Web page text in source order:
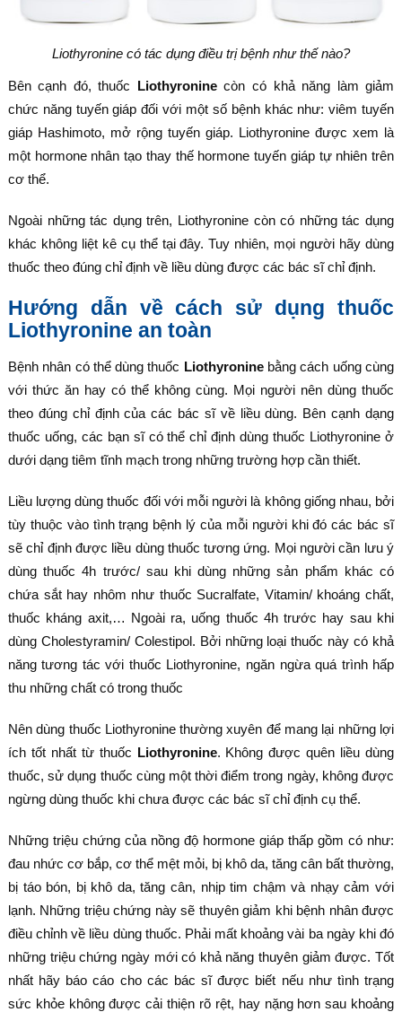
Liothyronine có tác dụng điều trị bệnh như thế nào?
Bên cạnh đó, thuốc Liothyroninecòn có khả năng làm giảm
chức năng tuyến giáp đối với một số bệnh khác như: viêm tuyến
giáp Hashimoto, mở rộng tuyến giáp. Liothyronine được xem là
một hormone nhân tạo thay thế hormone tuyến giáp tự nhiên trên
cơ thể.
Ngoài những tác dụng trên, Liothyronine còn có những tác dụng
khác không liệt kê cụ thể tại đây. Tuy nhiên, mọi người hãy dùng
thuốc theo đúng chỉ định về liều dùng được các bác sĩ chỉ định.
Hướng dẫn về cách sử dụng thuốc
Liothyronine an toàn
Bệnh nhân có thể dùng thuốc Liothyroninebằng cách uống cùng
với thức ăn hay có thể không cùng. Mọi người nên dùng thuốc
theo đúng chỉ định của các bác sĩ về liều dùng. Bên cạnh dạng
thuốc uống, các bạn sĩ có thể chỉ định dùng thuốc Liothyronine ở
dưới dạng tiêm tĩnh mạch trong những trường hợp cần thiết.
Liều lượng dùng thuốc đối với mỗi người là không giống nhau, bởi
tùy thuộc vào tình trạng bệnh lý của mỗi người khi đó các bác sĩ
sẽ chỉ định được liều dùng thuốc tương ứng. Mọi người cần lưu ý
dùng thuốc 4h trước/ sau khi dùng những sản phẩm khác có
chứa sắt hay nhôm như thuốc Sucralfate, Vitamin/ khoáng chất,
thuốc kháng axit,… Ngoài ra, uống thuốc 4h trước hay sau khi
dùng Cholestyramin/ Colestipol. Bởi những loại thuốc này có khả
năng tương tác với thuốc Liothyronine, ngăn ngừa quá trình hấp
thu những chất có trong thuốc
Nên dùng thuốc Liothyronine thường xuyên để mang lại những lợi
ích tốt nhất từ thuốc Liothyronine. Không được quên liều dùng
thuốc, sử dụng thuốc cùng một thời điểm trong ngày, không được
ngừng dùng thuốc khi chưa được các bác sĩ chỉ định cụ thể.
Những triệu chứng của nồng độ hormone giáp thấp gồm có như:
đau nhức cơ bắp, cơ thể mệt mỏi, bị khô da, tăng cân bất thường,
bị táo bón, bị khô da, tăng cân, nhịp tim chậm và nhạy cảm với
lạnh. Những triệu chứng này sẽ thuyên giảm khi bệnh nhân được
điều chỉnh về liều dùng thuốc. Phải mất khoảng vài ba ngày khi đó
những triệu chứng ngày mới có khả năng thuyên giảm được. Tốt
nhất hãy báo cáo cho các bác sĩ được biết nếu như tình trạng
sức khỏe không được cải thiện rõ rệt, hay nặng hơn sau khoảng